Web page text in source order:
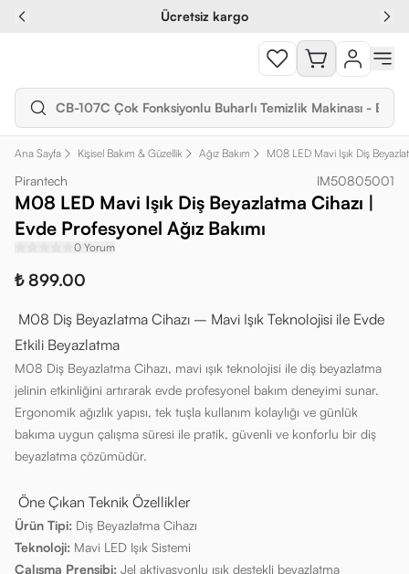
Ücretsiz kargo
Ana Sayfa Kişisel Bakım & Güzellik Ağız Bakım M08 LED Mavi Işık Diş
Pirantech IM50805001
M08 LED Mavi Işık Diş Beyazlatma Cihazı |
Evde Profesyonel Ağız Bakımı
0 Yorum
₺ 899.00
M08 Diş Beyazlatma Cihazı – Mavi Işık Teknolojisi ile Evde
Etkili Beyazlatma
M08 Diş Beyazlatma Cihazı, mavi ışık teknolojisi ile diş beyazlatma
jelinin etkinliğini artırarak evde profesyonel bakım deneyimi sunar.
Ergonomik ağızlık yapısı, tek tuşla kullanım kolaylığı ve günlük
bakıma uygun çalışma süresi ile pratik, güvenli ve konforlu bir diş
beyazlatma çözümüdür.
Öne Çıkan Teknik Özellikler
Ürün Tipi: Diş Beyazlatma Cihazı
Teknoloji: Mavi LED Işık Sistemi
Çalışma Prensibi: Jel aktivasyonlu ışık destekli beyazlatma